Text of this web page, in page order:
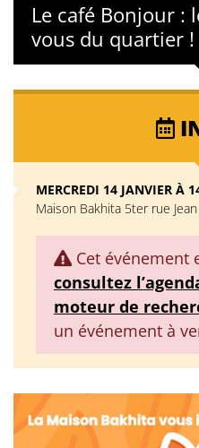
Le café Bonjour :
vous du quartier !
MERCREDI 14 JANVIER À
Maison Bakhita 5ter rue
Cet événement
consultez
moteur de
un événement à